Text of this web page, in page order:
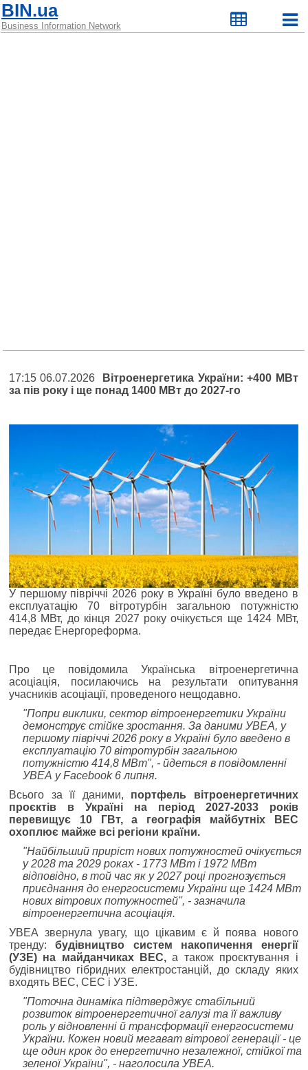
BIN.ua
Business Information Network
17:15 06.07.2026
Вітроенергетика України: +400 МВт
за пів року і ще понад 1400 МВт до 2027-го
У першому півріччі 2026 року в Україні було введено в
експлуатацію 70 вітротурбін загальною потужністю
414,8 МВт, до кінця 2027 року очікується ще 1424 МВт,
передає Енергореформа.
Про це повідомила Українська вітроенергетична
асоціація, посилаючись на результати опитування
учасників асоціації, проведеного нещодавно.
"Попри виклики, сектор вітроенергетики України
демонструє стійке зростання. За даними УВЕА, у
першому півріччі 2026 року в Україні було введено в
експлуатацію 70 вітротурбін загальною
потужністю 414,8 МВт", - йдеться в повідомленні
УВЕА у Facebook 6 липня.
Всього за її даними, портфель вітроенергетичних
проєктів в Україні на період 2027-2033 років
перевищує 10 ГВт, а географія майбутніх ВЕС
охоплює майже всі регіони країни.
"Найбільший приріст нових потужностей очікується
у 2028 та 2029 роках - 1773 МВт і 1972 МВт
відповідно, в той час як у 2027 році прогнозується
приєднання до енергосистеми України ще 1424 МВт
нових вітрових потужностей", - зазначила
вітроенергетична асоціація.
УВЕА звернула увагу, що цікавим є й поява нового
тренду:будівництво систем накопичення енергії
(УЗЕ) на майданчиках ВЕС, а також проєктування і
будівництво гібридних електростанцій, до складу яких
входять ВЕС, СЕС і УЗЕ.
"Поточна динаміка підтверджує стабільний
розвиток вітроенергетичної галузі та її важливу
роль у відновленні й трансформації енергосистеми
України. Кожен новий мегават вітрової генерації - це
ще один крок до енергетично незалежної, стійкої та
зеленої України", - наголосила УВЕА.